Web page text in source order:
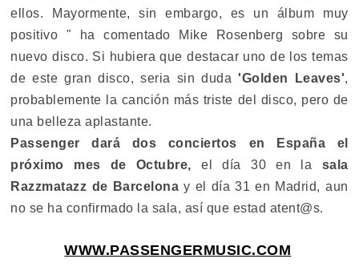
ellos. Mayormente, sin embargo, es un álbum muy
positivo " ha comentado Mike Rosenberg sobre su
nuevo disco. Si hubiera que destacar uno de los temas
de este gran disco, seria sin duda 'Golden Leaves',
probablemente la canción más triste del disco, pero de
una belleza aplastante.
Passenger dará dos conciertos en España el
próximo mes de Octubre, el día 30 en la sala
Razzmatazz de Barcelona y el día 31 en Madrid, aun
no se ha confirmado la sala, así que estad atent@s.
WWW.PASSENGERMUSIC.COM